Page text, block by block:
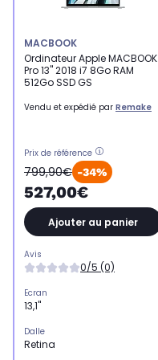
MACBOOK
Ordinateur Apple MACBOOK
Pro 13'' 2018 i7 8Go RAM
512Go SSD GS
Vendu et expédié par Remake
Prix de référence
799,90€ -34%
527,00€
Ajouter au panier
Avis
0/5 (0)
Ecran
13,1"
Dalle
Retina